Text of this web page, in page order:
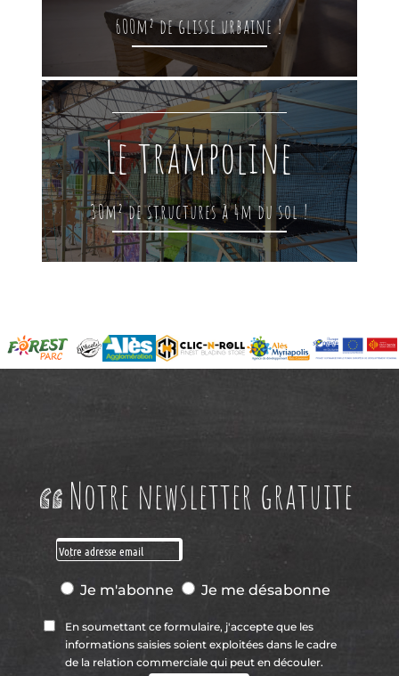
600m² de glisse urbaine !
Le trampoline
30m² de structures à 4m du sol !
Notre newsletter gratuite
Je m'abonne Je me désabonne
En soumettant ce formulaire, j'accepte que les
informations saisies soient exploitées dans le cadre
de la relation commerciale qui peut en découler.